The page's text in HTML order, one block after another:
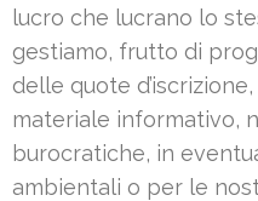
lucro che lucrano lo
gestiamo, frutto di
delle quote
materiale informativo,
burocratiche, in
ambientali o per le